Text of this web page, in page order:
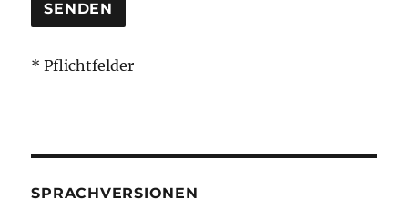
* Pflichtfelder
SPRACHVERSIONEN